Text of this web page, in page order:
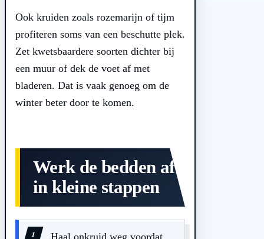
Ook kruiden zoals rozemarijn of tijm
profiteren soms van een beschutte plek.
Zet kwetsbaardere soorten dichter bij
een muur of dek de voet af met
bladeren. Dat is vaak genoeg om de
winter beter door te komen.
Werk de bedden af
in kleine stappen